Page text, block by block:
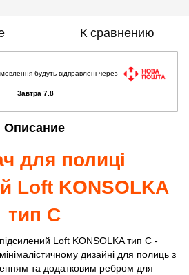
К сравнению
будуть відправлені через
Завтра 7.8
Описание
для полиці
Loft KONSOLKA
тип C
Loft KONSOLKA тип C -
дизайні для полиць з
та додатковим ребром для